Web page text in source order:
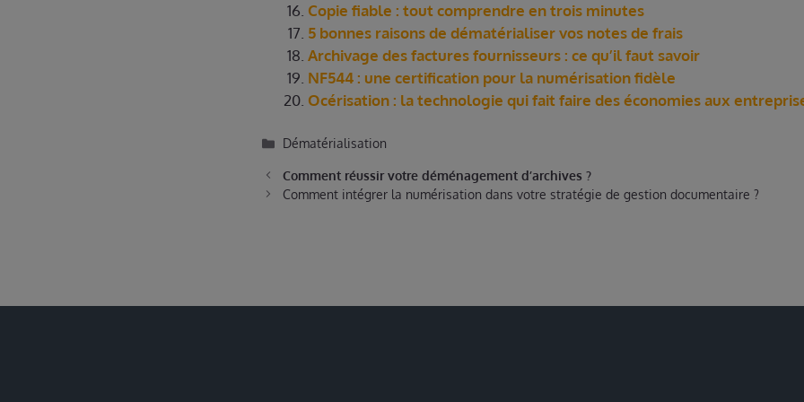
Copie fiable : tout comprendre en trois minutes
5 bonnes raisons de dématérialiser vos notes de frais
Archivage des factures fournisseurs : ce qu’il faut savoir
NF544 : une certification pour la numérisation fidèle
Océrisation : la technologie qui fait faire des économies aux
Dématérialisation
Comment réussir votre déménagement d’archives ?
Comment intégrer la numérisation dans votre stratégie de gestion documentaire ?